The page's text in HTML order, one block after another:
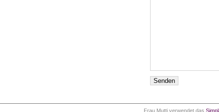
Frau Mutti verwendet das